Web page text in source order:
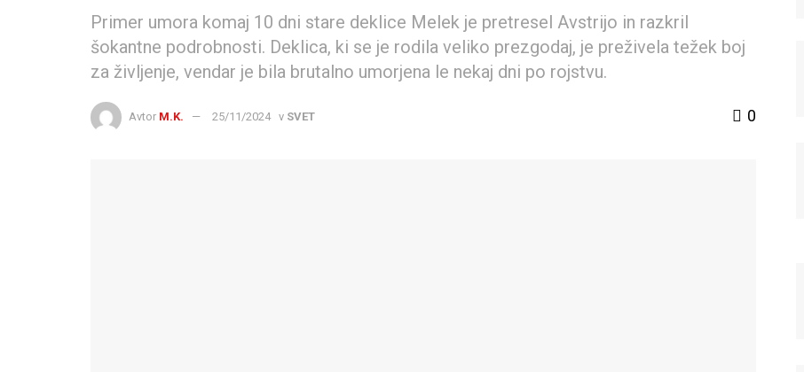
Primer umora komaj 10 dni stare deklice Melek je pretresel Avstrijo in razkril
šokantne podrobnosti. Deklica, ki se je rodila veliko prezgodaj, je preživela težek boj
za življenje, vendar je bila brutalno umorjena le nekaj dni po rojstvu.
Avtor M.K. 25/11/2024 v SVET 0